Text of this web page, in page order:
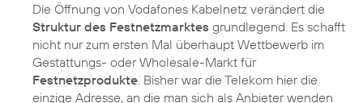
Die Öffnung von Vodafones Kabelnetz verändert die
Struktur des Festnetzmarktes grundlegend. Es schafft
nicht nur zum ersten Mal überhaupt Wettbewerb im
Gestattungs- oder Wholesale-Markt für
Festnetzprodukte. Bisher war die Telekom hier die
einzige Adresse, an die man sich als Anbieter wenden